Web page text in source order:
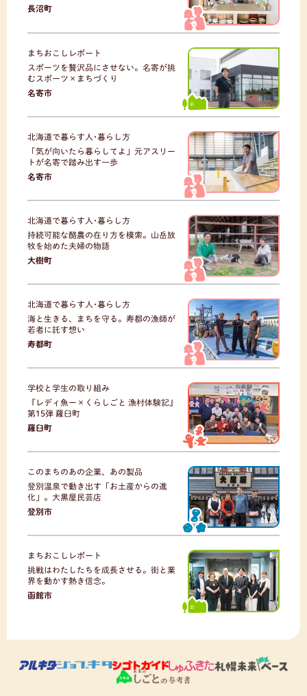
長沼町
まちおこしレポート
スポーツを贅沢品にさせない。名寄が挑
むスポーツ×まちづくり
名寄市
北海道で暮らす人･暮らし方
「気が向いたら暮らしてよ」元アスリー
トが名寄で踏み出す一歩
名寄市
北海道で暮らす人･暮らし方
持続可能な酪農の在り方を模索。山岳放
牧を始めた夫婦の物語
大樹町
北海道で暮らす人･暮らし方
海と生きる、まちを守る。寿都の漁師が
若者に託す想い
寿都町
学校と学生の取り組み
『レディ魚ー×くらしごと 漁村体験記』
第15弾 羅臼町
羅臼町
このまちのあの企業、あの製品
登別温泉で動き出す「お土産からの進
化」。大黒屋民芸店
登別市
まちおこしレポート
挑戦はわたしたちを成長させる。街と業
界を動かす熱き信念。
函館市